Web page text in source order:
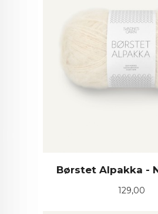
Børstet Alpakka -
Pris
129,00